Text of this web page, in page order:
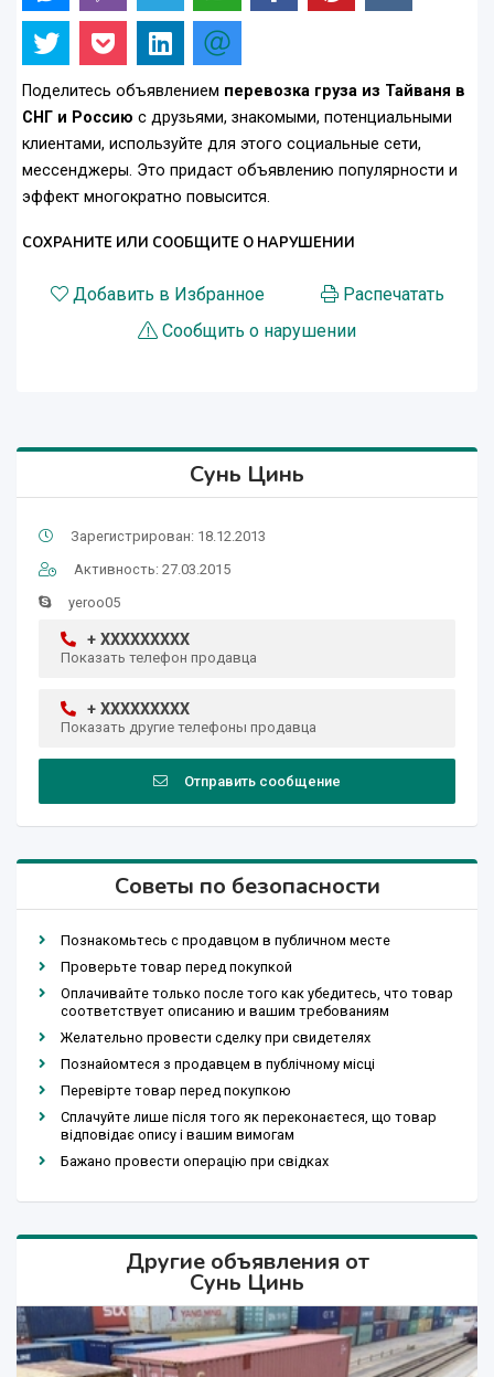
Поделитесь объявлением перевозка груза из Тайваня в
СНГ и Россию с друзьями, знакомыми, потенциальными
клиентами, используйте для этого социальные сети,
мессенджеры. Это придаст объявлению популярности и
эффект многократно повысится.
СОХРАНИТЕ ИЛИ СООБЩИТЕ О НАРУШЕНИИ
Добавить в Избранное
Распечатать
Сообщить о нарушении
Сунь Цинь
Зарегистрирован: 18.12.2013
Активность: 27.03.2015
yeroo05
+ XXXXXXXXX
Показать телефон продавца
+ XXXXXXXXX
Показать другие телефоны продавца
Отправить сообщение
Советы по безопасности
Познакомьтесь с продавцом в публичном месте
Проверьте товар перед покупкой
Оплачивайте только после того как убедитесь, что товар
соответствует описанию и вашим требованиям
Желательно провести сделку при свидетелях
Познайомтеся з продавцем в публічному місці
Перевірте товар перед покупкою
Сплачуйте лише після того як переконаєтеся, що товар
відповідає опису і вашим вимогам
Бажано провести операцію при свідках
Другие объявления от
Сунь Цинь